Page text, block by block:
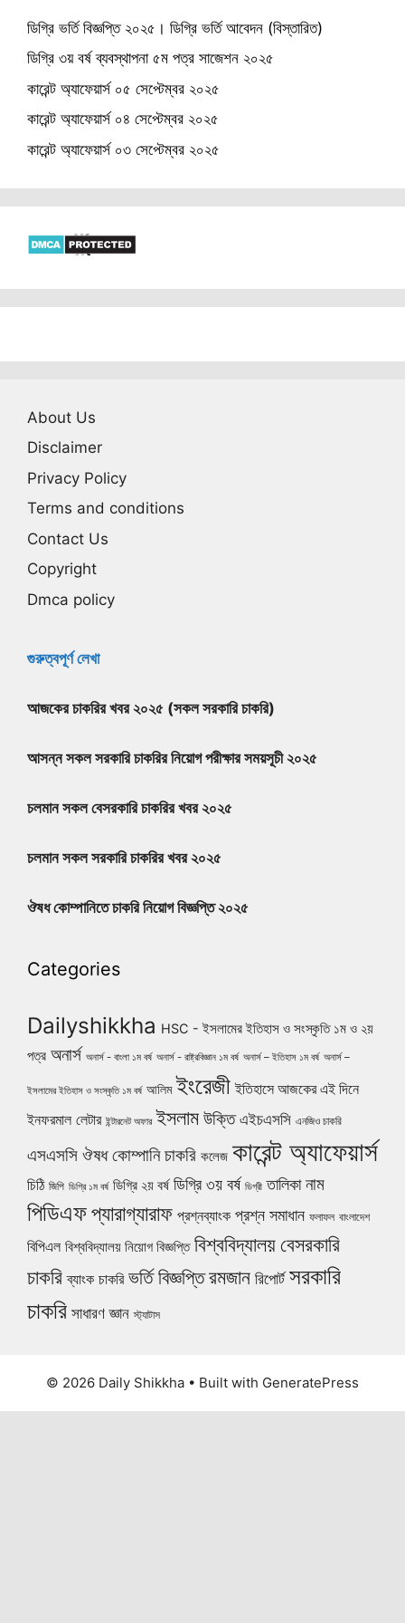
ডিগ্রি ভর্তি বিজ্ঞপ্তি ২০২৫। ডিগ্রি ভর্তি আবেদন (বিস্তারিত)
ডিগ্রি ৩য় বর্ষ ব্যবস্থাপনা ৫ম পত্র সাজেশন ২০২৫
কারেন্ট অ্যাফেয়ার্স ০৫ সেপ্টেম্বর ২০২৫
কারেন্ট অ্যাফেয়ার্স ০৪ সেপ্টেম্বর ২০২৫
কারেন্ট অ্যাফেয়ার্স ০৩ সেপ্টেম্বর ২০২৫
About Us
Disclaimer
Privacy Policy
Terms and conditions
Contact Us
Copyright
Dmca policy
গুরুত্বপূর্ণ লেখা
আজকের চাকরির খবর ২০২৫ (সকল সরকারি চাকরি)
আসন্ন সকল সরকারি চাকরির নিয়োগ পরীক্ষার সময়সূচী ২০২৫
চলমান সকল বেসরকারি চাকরির খবর ২০২৫
চলমান সকল সরকারি চাকরির খবর ২০২৫
ঔষধ কোম্পানিতে চাকরি নিয়োগ বিজ্ঞপ্তি ২০২৫
Categories
Dailyshikkha HSC - ইসলামের ইতিহাস ও সংস্কৃতি ১ম ও ২য়
পত্র অনার্স অনার্স - বাংলা ১ম বর্ষ অনার্স - রাষ্ট্রবিজ্ঞান ১ম বর্ষ অনার্স – ইতিহাস ১ম বর্ষ অনার্স –
ইসলামের ইতিহাস ও সংস্কৃতি ১ম বর্ষ আলিম ইংরেজী ইতিহাসে আজকের এই দিনে
ইনফরমাল লেটার ইন্টারনেট অফার ইসলাম উক্তি এইচএসসি এনজিও চাকরি
এসএসসি ঔষধ কোম্পানি চাকরি কলেজ কারেন্ট অ্যাফেয়ার্স
চিঠি জিপি ডিগ্রি ১ম বর্ষ ডিগ্রি ২য় বর্ষ ডিগ্রি ৩য় বর্ষ ডিগ্রী তালিকা নাম
পিডিএফপ্যারাগ্যারাফ প্রশ্নব্যাংক প্রশ্ন সমাধান ফলাফল বাংলাদেশ
বিপিএল বিশ্ববিদ্যালয় নিয়োগ বিজ্ঞপ্তি বিশ্ববিদ্যালয়বেসরকারি
চাকরি ব্যাংক চাকরি ভর্তি বিজ্ঞপ্তিরমজান রিপোর্ট সরকারি
চাকরি সাধারণ জ্ঞান স্ট্যাটাস
© 2026 Daily Shikkha • Built with GeneratePress